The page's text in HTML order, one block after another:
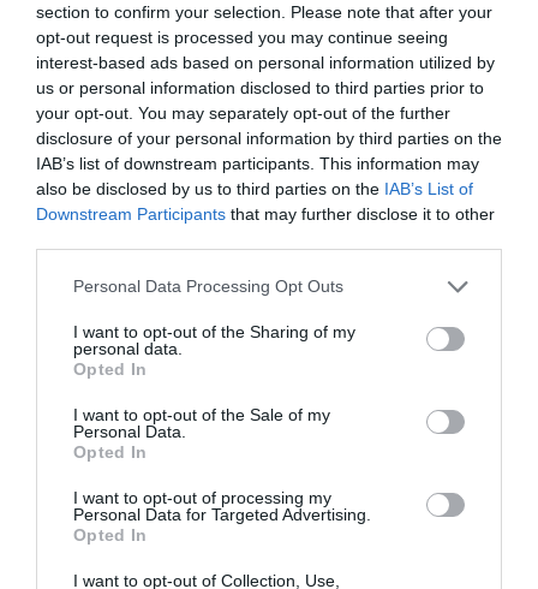
section to confirm your selection. Please note that after your
opt-out request is processed you may continue seeing
interest-based ads based on personal information utilized by
us or personal information disclosed to third parties prior to
your opt-out. You may separately opt-out of the further
disclosure of your personal information by third parties on the
IAB’s list of downstream participants. This information may
also be disclosed by us to third parties on the IAB’s List of
Downstream Participants that may further disclose it to other
Please note that this website/app uses one or more Google
not limited to your visit or usage behaviour. You may click to
grant or deny consent to Google and its third-party tags to
use your data for below specified purposes in below Google
consent section.
Personal Data Processing Opt Outs
I want to opt-out of the Sharing of my
personal data.
Opted In
I want to opt-out of the Sale of my
Personal Data.
Opted In
I want to opt-out of processing my
Personal Data for Targeted Advertising.
Opted In
I want to opt-out of Collection, Use,